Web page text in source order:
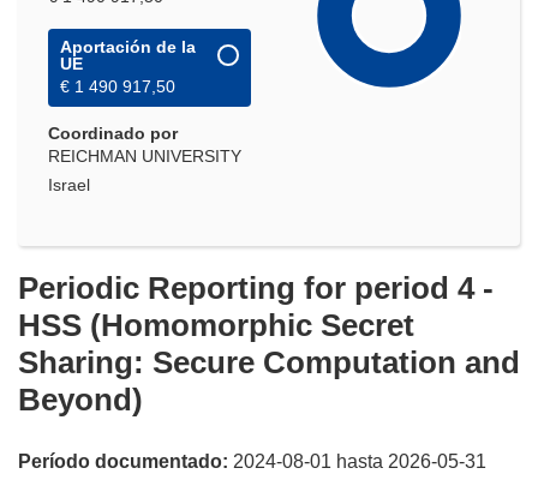
Aportación de la
UE
€ 1 490 917,50
Coordinado por
REICHMAN UNIVERSITY
Israel
Periodic Reporting for period 4 -
HSS (Homomorphic Secret
Sharing: Secure Computation and
Beyond)
Período documentado: 2024-08-01 hasta 2026-05-31